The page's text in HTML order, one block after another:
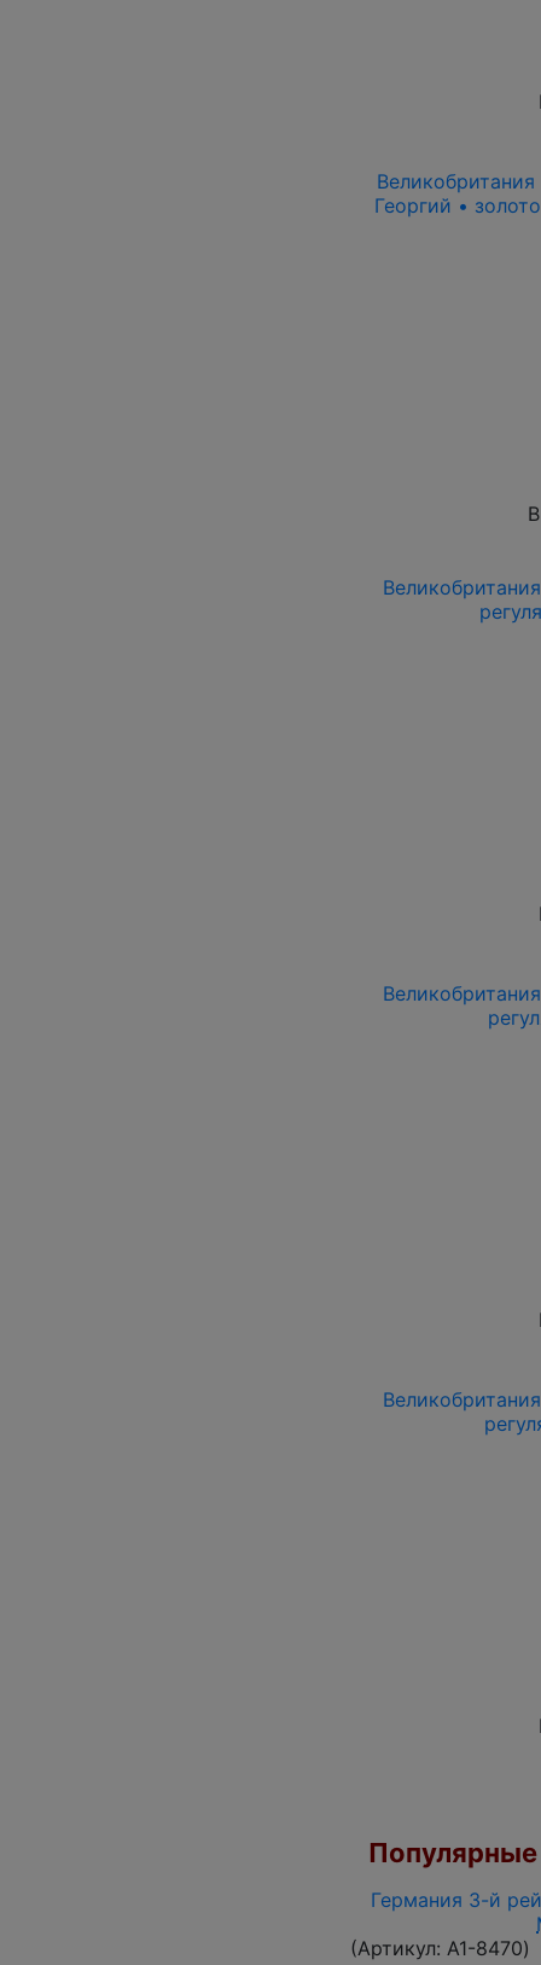
Великобритания
Георгий •
Германия 3-й
(Артикул: A1-8470)